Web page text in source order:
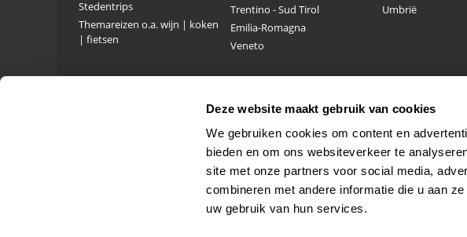
Deze website maakt gebruik van cookies
We gebruiken cookies om content en
bieden en om ons websiteverkeer te
site met onze partners voor social media,
combineren met andere informatie die u aan
uw gebruik van hun services.
Stedentrips
Themareizen o.a. wijn | koken
| fietsen
Trentino - Sud Tirol
Emilia-Romagna
Veneto
Umbrië